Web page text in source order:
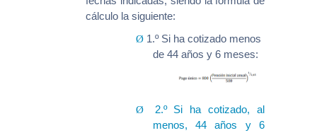
cálculo la siguiente:
Ø 1.º Si ha cotizado menos
de 44 años y 6 meses:
Ø
2.º Si ha cotizado, al
menos, 44 años y 6